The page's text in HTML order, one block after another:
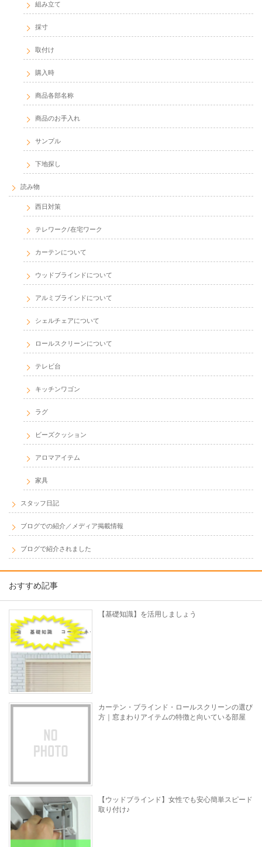
組み立て
採寸
取付け
購入時
商品各部名称
商品のお手入れ
サンプル
下地探し
読み物
西日対策
テレワーク/在宅ワーク
カーテンについて
ウッドブラインドについて
アルミブラインドについて
シェルチェアについて
ロールスクリーンについて
テレビ台
キッチンワゴン
ラグ
ビーズクッション
アロマアイテム
家具
スタッフ日記
ブログでの紹介／メディア掲載情報
ブログで紹介されました
おすすめ記事
【基礎知識】を活用しましょう
カーテン・ブラインド・ロールスクリーンの選び
方｜窓まわりアイテムの特徴と向いている部屋
【ウッドブラインド】女性でも安心簡単スピード
取り付け♪